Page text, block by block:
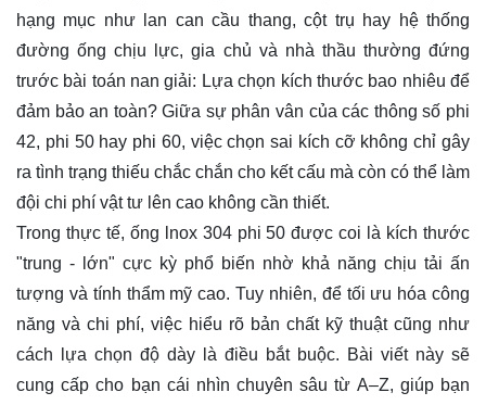
hạng mục như lan can cầu thang, cột trụ hay hệ thống
đường ống chịu lực, gia chủ và nhà thầu thường đứng
trước bài toán nan giải: Lựa chọn kích thước bao nhiêu để
đảm bảo an toàn? Giữa sự phân vân của các thông số phi
42, phi 50 hay phi 60, việc chọn sai kích cỡ không chỉ gây
ra tình trạng thiếu chắc chắn cho kết cấu mà còn có thể làm
đội chi phí vật tư lên cao không cần thiết.
Trong thực tế, ống lnox 304 phi 50 được coi là kích thước
"trung - lớn" cực kỳ phổ biến nhờ khả năng chịu tải ấn
tượng và tính thẩm mỹ cao. Tuy nhiên, để tối ưu hóa công
năng và chi phí, việc hiểu rõ bản chất kỹ thuật cũng như
cách lựa chọn độ dày là điều bắt buộc. Bài viết này sẽ
cung cấp cho bạn cái nhìn chuyên sâu từ A–Z, giúp bạn